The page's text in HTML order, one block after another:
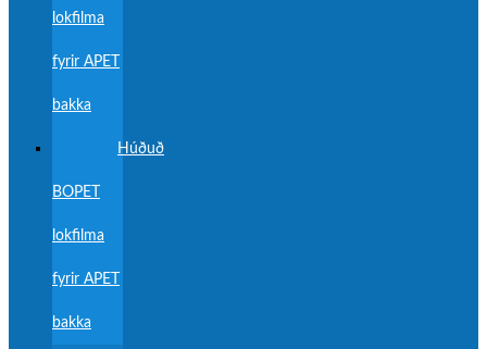
lokfilma
fyrir APET
bakka
Húðuð
BOPET
lokfilma
fyrir APET
bakka